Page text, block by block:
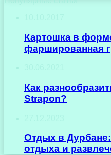
Картошка в
фаршированная
Как
Strapon?
Отдых в
отдыха и